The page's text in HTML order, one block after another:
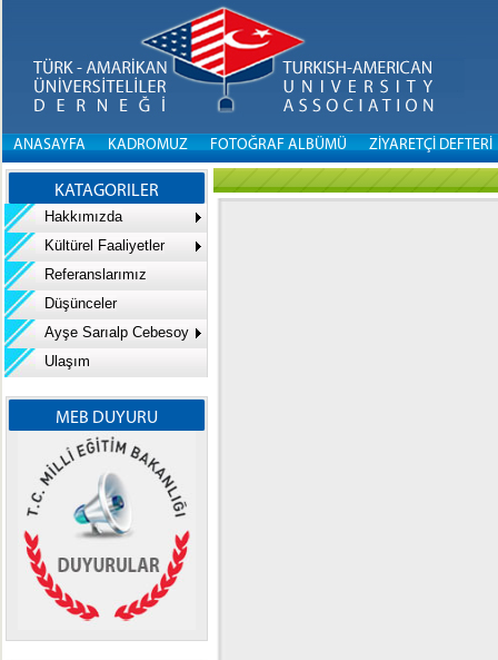
ANASAYFA KADROMUZ FOTOĞRAF ALBÜMÜ ZİYARETÇİ DEFTERİ
KATAGORILER
Hakkımızda
Kültürel Faaliyetler
Referanslarımız
Düşünceler
Ayşe Sarıalp Cebesoy
Ulaşım
MEB DUYURU